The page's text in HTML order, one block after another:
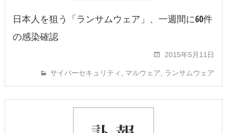
日本人を狙う「ランサムウェア」、一週間に60件
の感染確認
2015年5月11日
サイバーセキュリティ マルウェア ランサムウェア